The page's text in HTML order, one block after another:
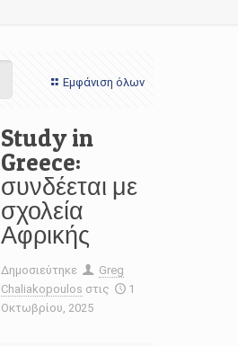
Εμφάνιση όλων
Study in
Greece:
συνδέεται με
σχολεία
Αφρικής
Δημοσιεύτηκε
Greg
Chaliakopoulos στις
1
Οκτωβρίου, 2025